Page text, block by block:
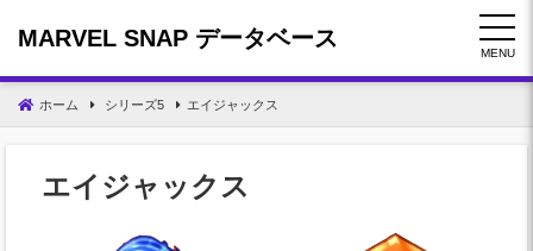
MARVEL SNAP データベース
MENU
ホーム シリーズ5 エイジャックス
エイジャックス